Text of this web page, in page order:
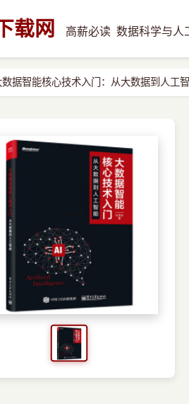
载网 高薪必读 数据科学与人
数据智能核心技术入门：从大数据到人工